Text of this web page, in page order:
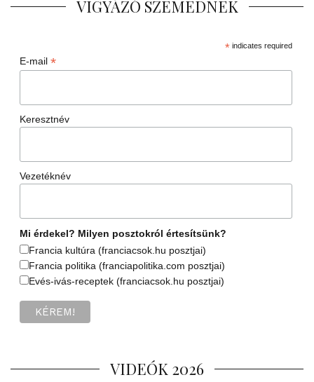
VIGYÁZÓ SZEMEDNEK
*indicates required
E-mail *
Keresztnév
Vezetéknév
Mi érdekel? Milyen posztokról értesítsünk?
Francia kultúra (franciacsok.hu posztjai)
Francia politika (franciapolitika.com posztjai)
Evés-ivás-receptek (franciacsok.hu posztjai)
VIDEÓK 2026